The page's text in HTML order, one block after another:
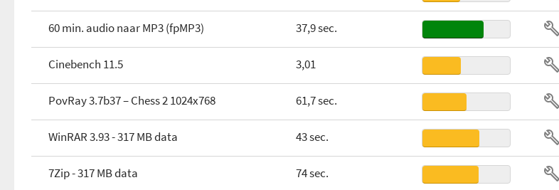
60 min. audio naar MP3 (fpMP3) 37,9 sec.
Cinebench 11.5 3,01
PovRay 3.7b37 – Chess 2 1024x768 61,7 sec.
WinRAR 3.93 - 317 MB data 43 sec.
7Zip - 317 MB data 74 sec.